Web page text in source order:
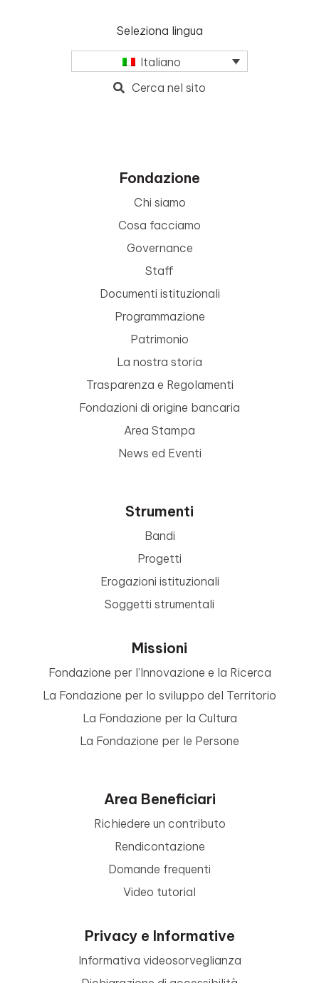
Seleziona lingua
Italiano
Cerca nel sito
Fondazione
Chi siamo
Cosa facciamo
Governance
Staff
Documenti istituzionali
Programmazione
Patrimonio
La nostra storia
Trasparenza e Regolamenti
Fondazioni di origine bancaria
Area Stampa
News ed Eventi
Strumenti
Bandi
Progetti
Erogazioni istituzionali
Soggetti strumentali
Missioni
Fondazione per l’Innovazione e la Ricerca
La Fondazione per lo sviluppo del Territorio
La Fondazione per la Cultura
La Fondazione per le Persone
Area Beneficiari
Richiedere un contributo
Rendicontazione
Domande frequenti
Video tutorial
Privacy e Informative
Informativa videosorveglianza